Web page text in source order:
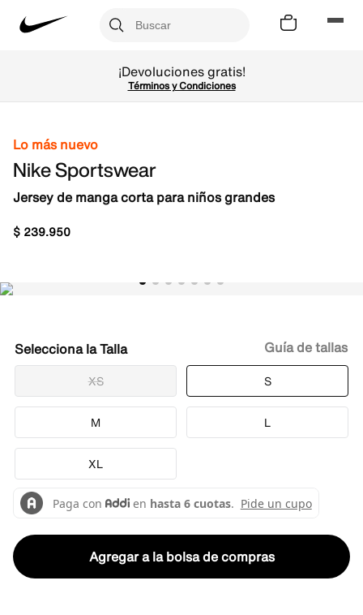
¡Devoluciones gratis!
Términos y Condiciones
Lo más nuevo
Nike Sportswear
Jersey de manga corta para niños grandes
$ 239.950
Talla
XS S
M L
XL
Guía de tallas
Agregar a la bolsa de compras